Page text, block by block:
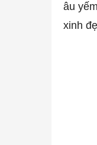
âu
xinh